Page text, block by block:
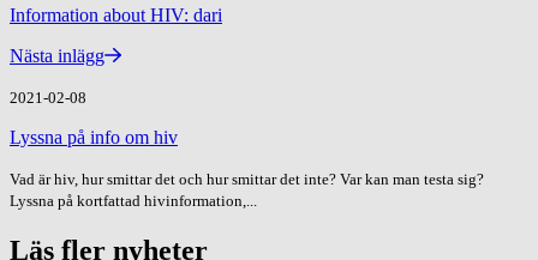
Information about HIV: dari
Nästa inlägg
2021-02-08
Lyssna på info om hiv
Vad är hiv, hur smittar det och hur smittar det inte? Var kan man testa sig?
Lyssna på kortfattad hivinformation,...
Läs fler nyheter